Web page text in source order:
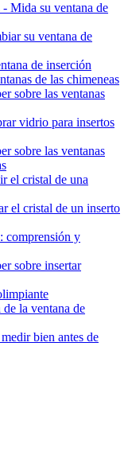
Mida su ventana de
su ventana de
de inserción
de las chimeneas
sobre las ventanas
vidrio para insertos
sobre las ventanas
el cristal de una
el cristal de un inserto
comprensión y
sobre insertar
la ventana de
bien antes de